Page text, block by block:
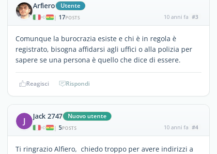
Arfiero Utente
| 17POSTS 10 anni fa #3
Comunque la burocrazia esiste e chi è in regola è
registrato, bisogna affidarsi agli uffici o alla polizia per
sapere se una persona è quello che dice di essere.
Reagisci Rispondi
J Jack 2747 Nuovo utente
| 5POSTS 10 anni fa #4
Ti ringrazio Alfiero, chiedo troppo per avere indirizzi a